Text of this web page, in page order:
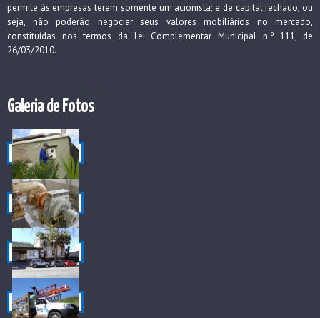
permite às empresas terem somente um acionista; e de capital fechado, ou
seja, não poderão negociar seus valores mobiliários no mercado,
constituídas nos termos da Lei Complementar Municipal n.º 111, de
26/03/2010.
Galeria de Fotos